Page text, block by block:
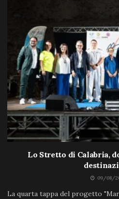
Lo Stretto di Calabria,
09/08/
La quarta tappa del progetto